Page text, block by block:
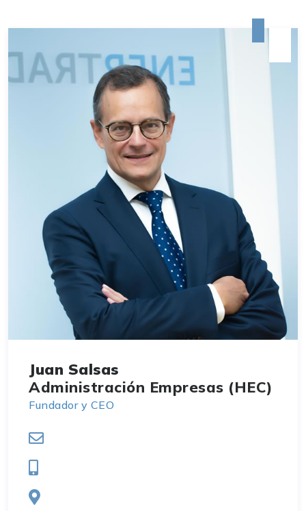
Juan Salsas
Administración Empresas (HEC)
Fundador y CEO